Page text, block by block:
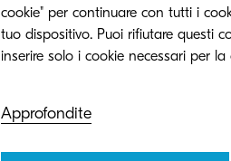
Istruzione
Scuole, college e
supportando al
cookie" per continuare con tutti i
tuo dispositivo. Puoi rifiutare questi
Approfondite